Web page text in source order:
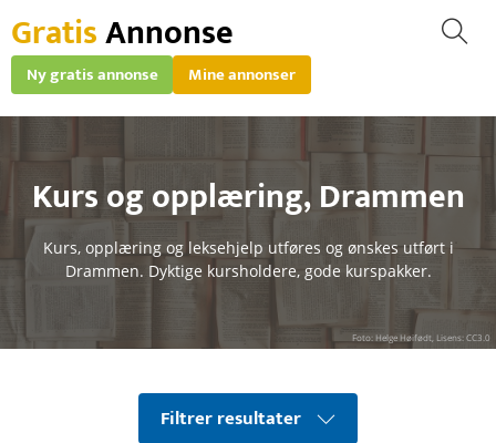
GratisAnnonse
Ny gratis annonse Mine annonser
Kurs og opplæring,Drammen
Kurs, opplæring og leksehjelp utføres og ønskes utført i
Drammen. Dyktige kursholdere, gode kurspakker.
Foto: Helge Høifødt, Lisens: CC3.0
Filtrer resultater